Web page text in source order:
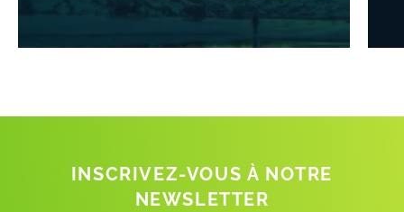
INSCRIVEZ-VOUS À NOTRE
NEWSLETTER